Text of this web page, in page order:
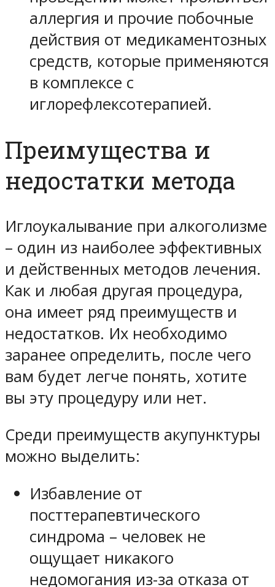
аллергия и прочие побочные
действия от медикаментозных
средств, которые применяются
в комплексе с
иглорефлексотерапией.
Преимущества и
недостатки метода
Иглоукалывание при алкоголизме
– один из наиболее эффективных
и действенных методов лечения.
Как и любая другая процедура,
она имеет ряд преимуществ и
недостатков. Их необходимо
заранее определить, после чего
вам будет легче понять, хотите
вы эту процедуру или нет.
Среди преимуществ акупунктуры
можно выделить:
Избавление от
посттерапевтического
синдрома – человек не
ощущает никакого
недомогания из-за отказа от